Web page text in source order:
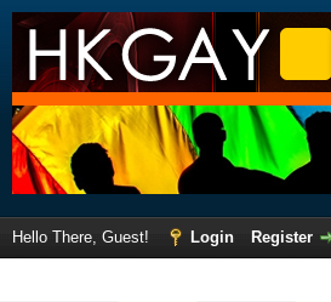
Hello There, Guest! Login
Register